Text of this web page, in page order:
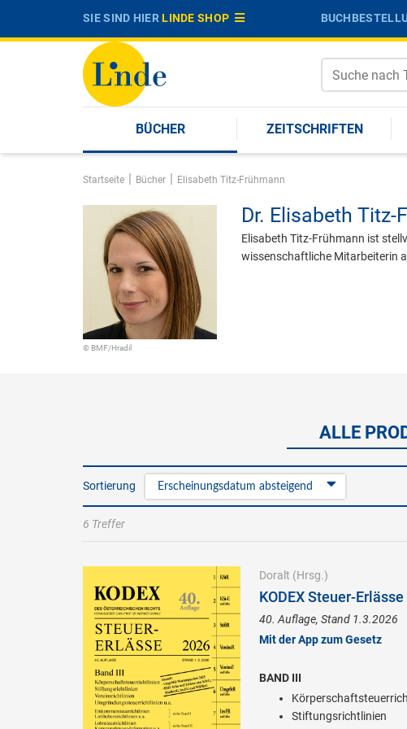
SIE SIND HIERLINDE SHOP
BÜCHER ZEITSCHRIFTEN
Startseite | Bücher | Elisabeth Titz-Frühmann
© BMF/Hradil
Dr. Elisabeth Titz-
Elisabeth Titz-Frühmann ist
wissenschaftliche Mitarbeiterin
ALLE
Sortierung Erscheinungsdatum absteigend
6 Treffer
Doralt (Hrsg.)
KODEX Steuer-
40. Auflage, Stand 1.3.2026
Mit der App zum Gesetz
BAND III
Stiftungsrichtlinien